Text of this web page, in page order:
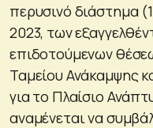
περυσινό διάστημα
2023, των
επιδοτούμενων
Ταμείου Ανάκαμψης
για το Πλαίσιο
αναμένεται να